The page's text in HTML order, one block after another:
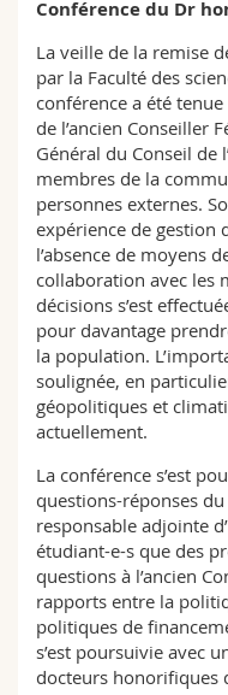
Sciences et
Interfacultaire
Collaborateurs
Doctorants
Webmail
Programme des
MyUnifr
Conférence du Dr
La veille de la remise
par la Faculté des
conférence a été
de l’ancien Conseiller
Général du Conseil de
membres de la
personnes externes.
expérience de gestion
l’absence de moyens
collaboration avec les
décisions s’est
pour davantage
la population.
soulignée, en
géopolitiques et
actuellement.
La conférence s’est
questions-réponses
responsable adjointe
étudiant-e-s que des
questions à l’ancien
rapports entre la
politiques de
s’est poursuivie avec
docteurs honorifiques